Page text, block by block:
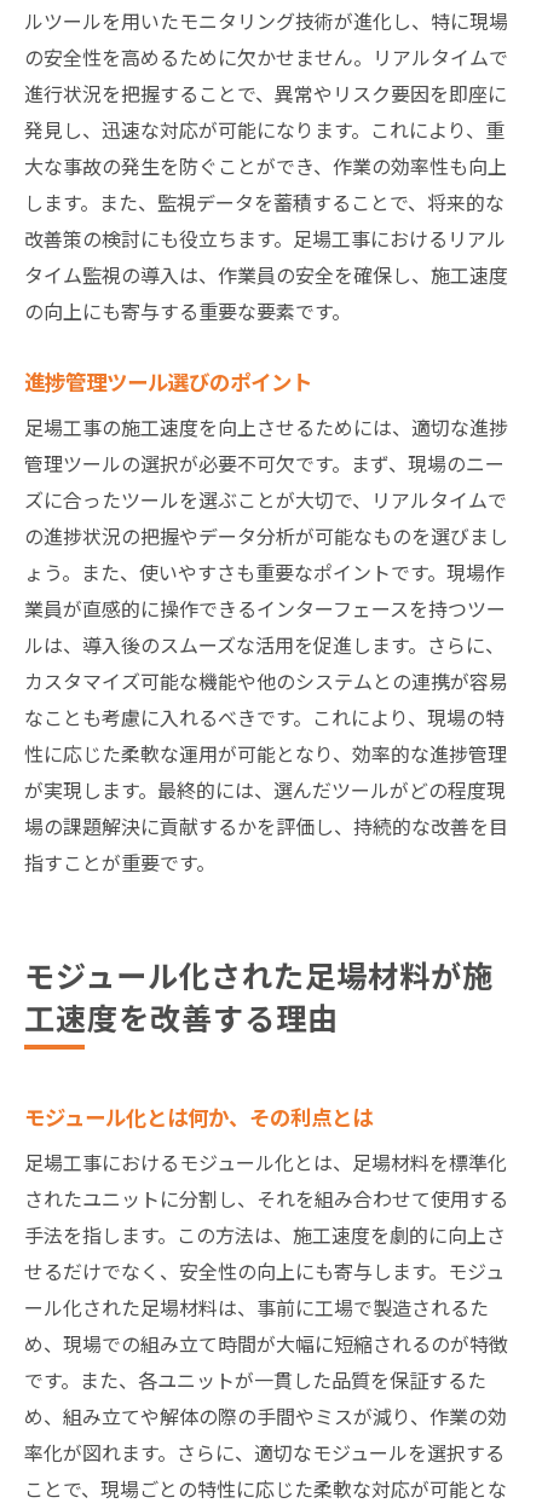
ルツールを用いたモニタリング技術が進化し、特に現場
の安全性を高めるために欠かせません。リアルタイムで
進行状況を把握することで、異常やリスク要因を即座に
発見し、迅速な対応が可能になります。これにより、重
大な事故の発生を防ぐことができ、作業の効率性も向上
します。また、監視データを蓄積することで、将来的な
改善策の検討にも役立ちます。足場工事におけるリアル
タイム監視の導入は、作業員の安全を確保し、施工速度
の向上にも寄与する重要な要素です。
進捗管理ツール選びのポイント
足場工事の施工速度を向上させるためには、適切な進捗
管理ツールの選択が必要不可欠です。まず、現場のニー
ズに合ったツールを選ぶことが大切で、リアルタイムで
の進捗状況の把握やデータ分析が可能なものを選びまし
ょう。また、使いやすさも重要なポイントです。現場作
業員が直感的に操作できるインターフェースを持つツー
ルは、導入後のスムーズな活用を促進します。さらに、
カスタマイズ可能な機能や他のシステムとの連携が容易
なことも考慮に入れるべきです。これにより、現場の特
性に応じた柔軟な運用が可能となり、効率的な進捗管理
が実現します。最終的には、選んだツールがどの程度現
場の課題解決に貢献するかを評価し、持続的な改善を目
指すことが重要です。
モジュール化された足場材料が施
工速度を改善する理由
モジュール化とは何か、その利点とは
足場工事におけるモジュール化とは、足場材料を標準化
されたユニットに分割し、それを組み合わせて使用する
手法を指します。この方法は、施工速度を劇的に向上さ
せるだけでなく、安全性の向上にも寄与します。モジュ
ール化された足場材料は、事前に工場で製造されるた
め、現場での組み立て時間が大幅に短縮されるのが特徴
です。また、各ユニットが一貫した品質を保証するた
め、組み立てや解体の際の手間やミスが減り、作業の効
率化が図れます。さらに、適切なモジュールを選択する
ことで、現場ごとの特性に応じた柔軟な対応が可能とな